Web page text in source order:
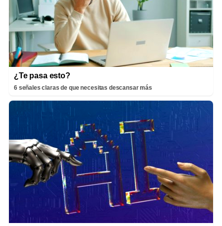
¿Te pasa esto?
6 señales claras de que necesitas descansar más